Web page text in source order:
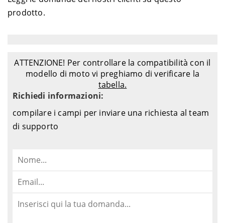
prodotto.
ATTENZIONE! Per controllare la compatibilità con il
modello di moto vi preghiamo di verificare la
tabella.
Richiedi informazioni:
compilare i campi per inviare una richiesta al team
di supporto